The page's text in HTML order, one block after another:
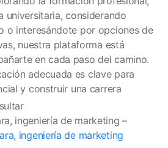
universitaria, considerando
o interesándote por opciones de
nuestra plataforma está
en cada paso del camino.
adecuada es clave para
y construir una carrera
ingeniería de marketing –
ingeniería de marketing